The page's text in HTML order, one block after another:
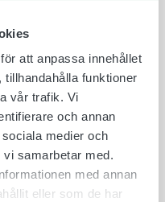
att anpassa innehållet
funktioner
vår trafik. Vi
och annan
medier och
samarbetar med.
med annan
eller som de har
för att optimera
Myndigheten för
för
där det bland